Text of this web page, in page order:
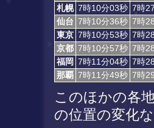
札幌 7時10分03秒 7時
仙台 7時10分36秒 7時
東京 7時10分53秒 7時
京都 7時10分57秒 7時
福岡 7時11分04秒 7時
那覇 7時11分49秒 7時
このほかの各
の位置の変化